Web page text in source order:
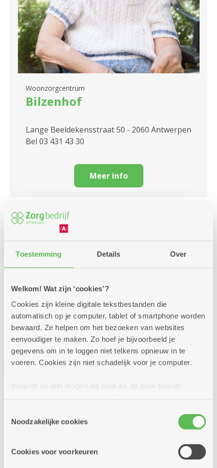
Toestemming Details Over
Welkom! Wat zijn ‘cookies’?
Cookies zijn kleine digitale tekstbestanden die
automatisch op je computer, tablet of smartphone worden
bewaard. Ze helpen om het bezoeken van websites
eenvoudiger te maken. Zo hoef je bijvoorbeeld je
gegevens om in te loggen niet telkens opnieuw in te
voeren. Cookies zijn niet schadelijk voor je computer.
Volgens de wet mogen wij cookies op jouw toestel
cookies hebben we jouw toestemming nodig. Sommige
cookies worden geplaatst door derde partijen die een
informatie over jouw (geanonimiseerd) gebruik van onze
Noodzakelijke cookies
Cookies voor voorkeuren
Woonzorgcentrum
Bilzenhof
Lange Beeldekensstraat 50 - 2060 Antwerpen
Bel 03 431 43 30
Meer info
Bloemenveld
Klaproosstraat 50 - 2610 Wilrijk